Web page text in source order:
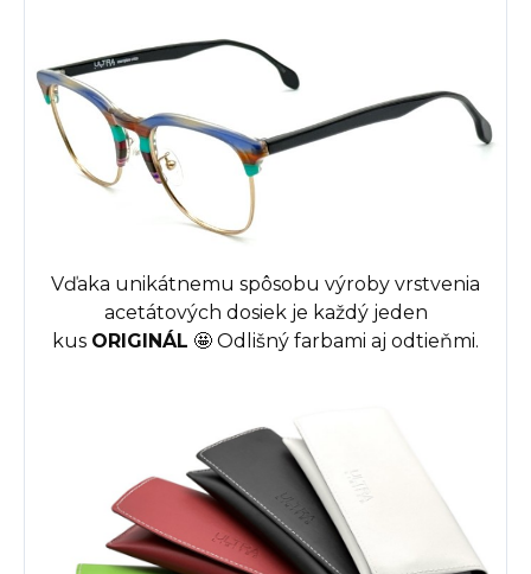
Vďaka unikátnemu spôsobu výroby vrstvenia
acetátových dosiek je každý jeden
kus ORIGINÁL 🤩 Odlišný farbami aj odtieňmi.